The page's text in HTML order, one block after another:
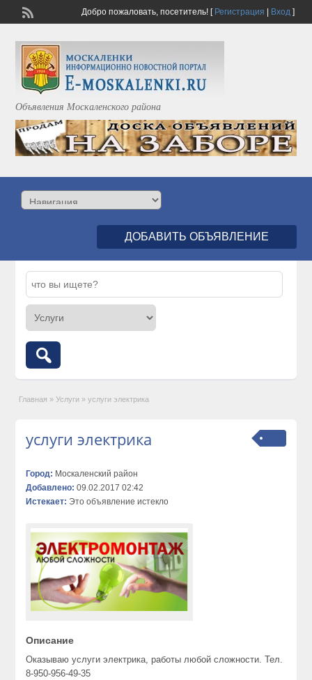
Добро пожаловать, посетитель![ Регистрация Вход]
Объявления Москаленского района
ДОБАВИТЬ ОБЪЯВЛЕНИЕ
Главная » Услуги » услуги электрика
услуги электрика
Город: Москаленский район
Добавлено: 09.02.2017 02:42
Истекает: Это объявление истекло
Описание
Оказываю услуги электрика, работы любой сложности. Тел.
8-950-956-49-35